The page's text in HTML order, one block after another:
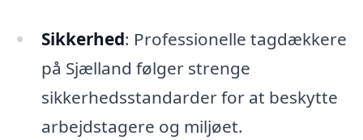
Sikkerhed: Professionelle tagdækkere
på Sjælland følger strenge
sikkerhedsstandarder for at beskytte
arbejdstagere og miljøet.